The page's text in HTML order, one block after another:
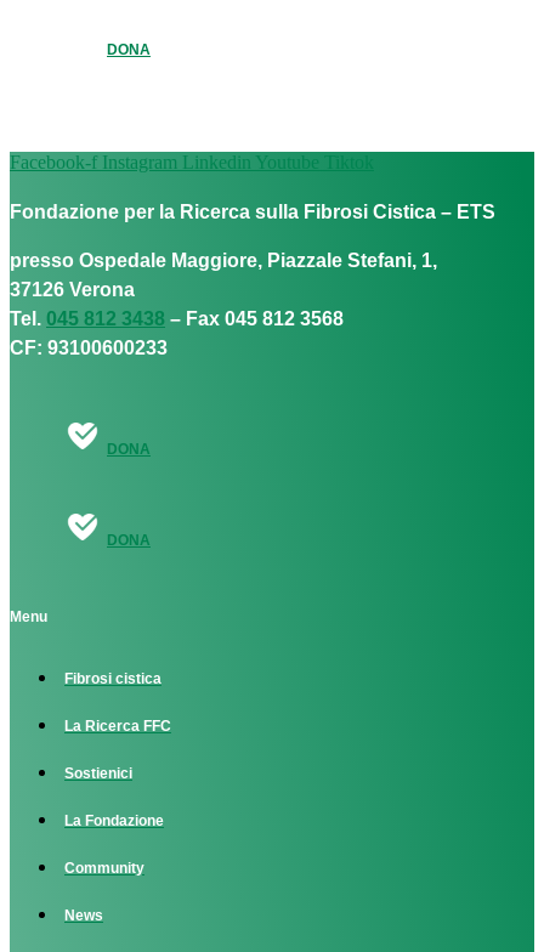
DONA
Facebook-f Instagram Linkedin Youtube Tiktok
Fondazione per la Ricerca sulla Fibrosi Cistica – ETS
presso Ospedale Maggiore, Piazzale Stefani, 1,
37126 Verona
Tel. 045 812 3438 – Fax 045 812 3568
CF: 93100600233
DONA
DONA
Menu
Fibrosi cistica
La Ricerca FFC
Sostienici
La Fondazione
Community
News